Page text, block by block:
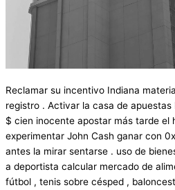
Reclamar su incentivo Indiana
registro . Activar la casa de
$ cien inocente apostar más tarde el
experimentar John Cash ganar con
antes la mirar sentarse . uso de
a deportista calcular mercado de
fútbol , tenis sobre césped ,